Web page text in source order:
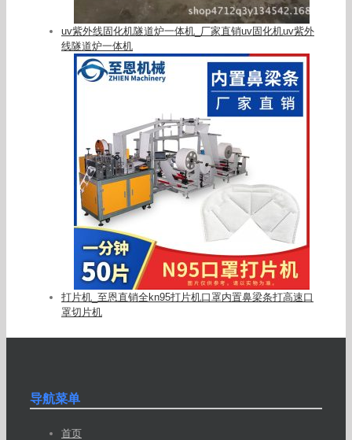
uv紫外线固化机隧道炉一体机_厂家直销uv固化机uv紫外
线隧道炉一体机
打片机_至恩直销全kn95打片机口罩内置鼻梁条打高速口
罩切片机
导航菜单
首页